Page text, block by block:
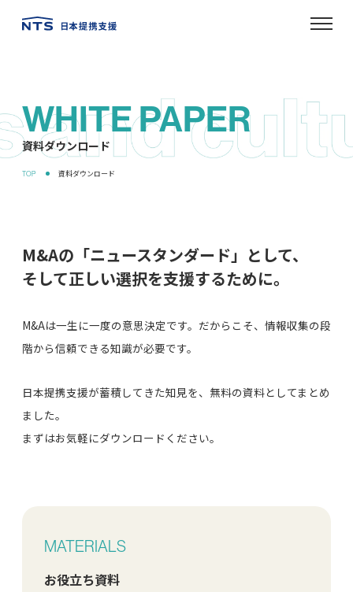
WHITE PAPER
資料ダウンロード
M&Aの「ニュースタンダード」として、
そして正しい選択を支援するために。
M&Aは一生に一度の意思決定です。だからこそ、情報収集の段
階から信頼できる知識が必要です。
日本提携支援が蓄積してきた知見を、無料の資料としてまとめ
ました。
まずはお気軽にダウンロードください。
MATERIALS
お役立ち資料